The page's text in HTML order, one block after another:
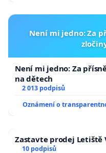
Není mi jedno: Za
Není mi jedno: Za
na dětech
2 013 podpisů
Oznámení o
Zastavte prodej Letiště
10 podpisů